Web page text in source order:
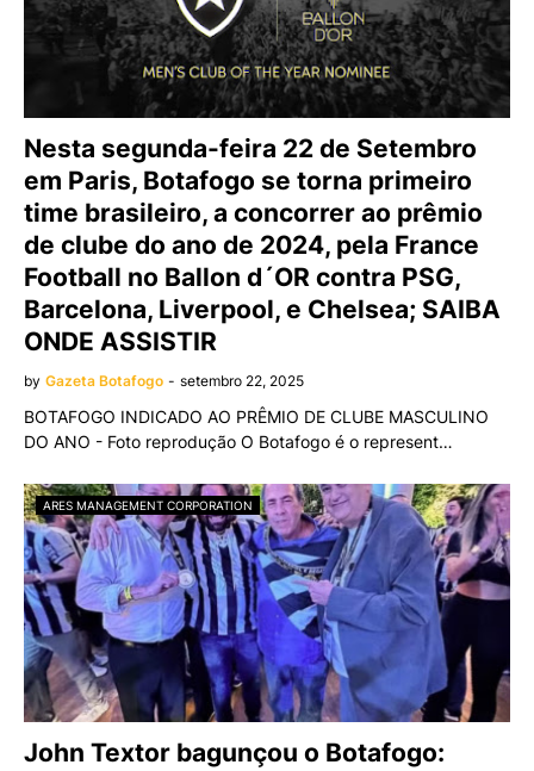
Nesta segunda-feira 22 de Setembro
em Paris, Botafogo se torna primeiro
time brasileiro, a concorrer ao prêmio
de clube do ano de 2024, pela France
Football no Ballon d´OR contra PSG,
Barcelona, Liverpool, e Chelsea; SAIBA
ONDE ASSISTIR
by Gazeta Botafogo - setembro 22, 2025
BOTAFOGO INDICADO AO PRÊMIO DE CLUBE MASCULINO
DO ANO - Foto reprodução O Botafogo é o represent…
ARES MANAGEMENT CORPORATION
John Textor bagunçou o Botafogo: